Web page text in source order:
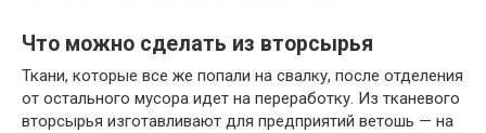
Что можно сделать из вторсырья
Ткани, которые все же попали на свалку, после отделения
от остального мусора идет на переработку. Из тканевого
вторсырья изготавливают для предприятий ветошь — на